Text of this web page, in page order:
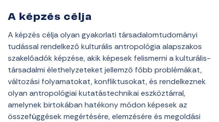
A képzés célja
A képzés célja olyan gyakorlati társadalomtudományi
tudással rendelkező kulturális antropológia alapszakos
szakelőadók képzése, akik képesek felismerni a kulturális-
társadalmi élethelyzeteket jellemző főbb problémákat,
változási folyamatokat, konfliktusokat, és rendelkeznek
olyan antropológiai kutatástechnikai eszköztárral,
amelynek birtokában hatékony módon képesek az
összefüggések megértésére, elemzésére és megoldási